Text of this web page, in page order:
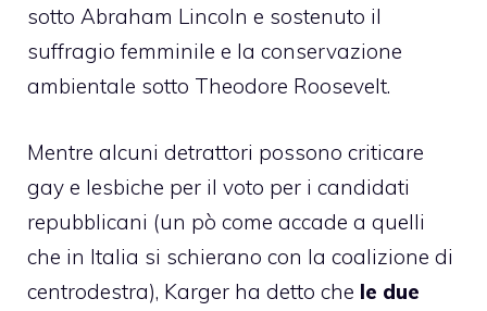
sotto Abraham Lincoln e sostenuto il
suffragio femminile e la conservazione
ambientale sotto Theodore Roosevelt.
Mentre alcuni detrattori possono criticare
gay e lesbiche per il voto per i candidati
repubblicani (un pò come accade a quelli
che in Italia si schierano con la coalizione di
centrodestra), Karger ha detto che le due